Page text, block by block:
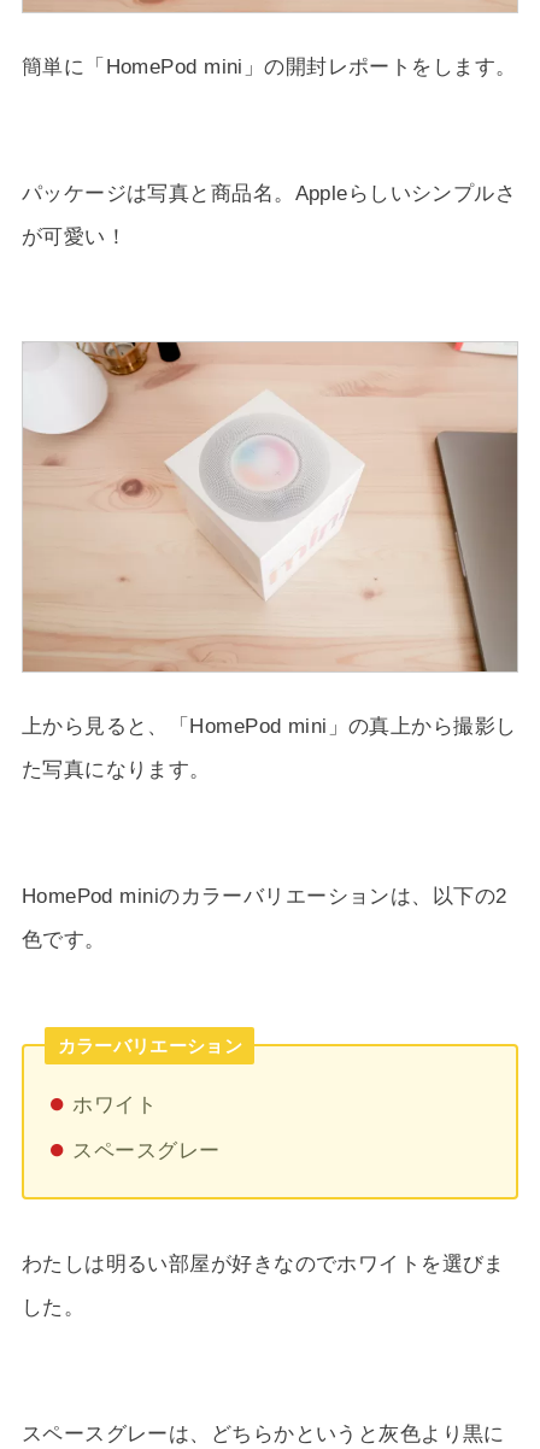
簡単に「HomePod mini」の開封レポートをします。
パッケージは写真と商品名。Appleらしいシンプルさ
が可愛い！
上から見ると、「HomePod mini」の真上から撮影し
た写真になります。
HomePod miniのカラーバリエーションは、以下の2
色です。
カラーバリエーション
ホワイト
スペースグレー
わたしは明るい部屋が好きなのでホワイトを選びま
した。
スペースグレーは、どちらかというと灰色より黒に